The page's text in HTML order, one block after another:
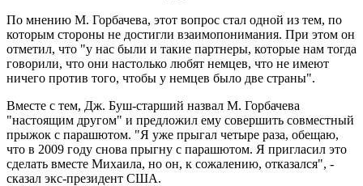
По мнению М. Горбачева, этот вопрос стал одной из тем, по
которым стороны не достигли взаимопонимания. При этом он
отметил, что "у нас были и такие партнеры, которые нам тогда
говорили, что они настолько любят немцев, что не имеют
ничего против того, чтобы у немцев было две страны".
Вместе с тем, Дж. Буш-старший назвал М. Горбачева
"настоящим другом" и предложил ему совершить совместный
прыжок с парашютом. "Я уже прыгал четыре раза, обещаю,
что в 2009 году снова прыгну с парашютом. Я пригласил это
сделать вместе Михаила, но он, к сожалению, отказался", -
сказал экс-президент США.